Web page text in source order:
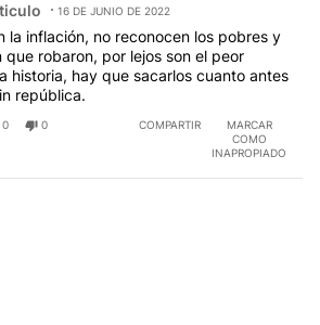
16 DE JUNIO DE 2022
la inflación, no reconocen los pobres y
que robaron, por lejos son el peor
historia, hay que sacarlos cuanto antes
república.
0 0 COMPARTIR
MARCAR
COMO
INAPROPIADO